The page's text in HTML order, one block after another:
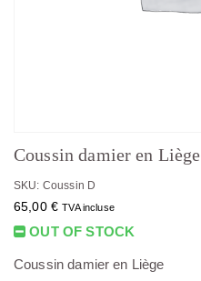
Coussin damier en Liège
SKU: Coussin D
65,00 € TVA incluse
OUT OF STOCK
Coussin damier en Liège